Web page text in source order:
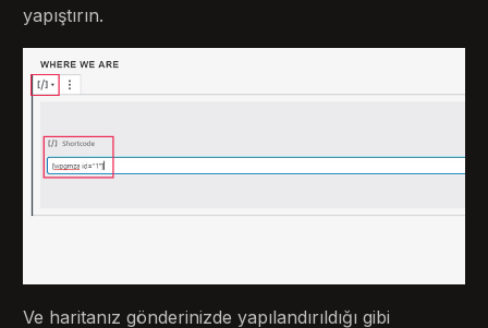
yapıştırın.
Ve haritanız gönderinizde yapılandırıldığı gibi